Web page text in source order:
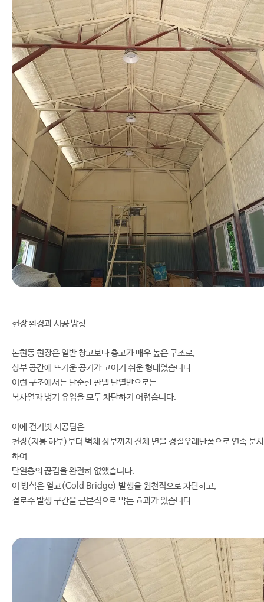
현장 환경과 시공 방향
논현동 현장은 일반 창고보다 층고가 매우 높은 구조로,
상부 공간에 뜨거운 공기가 고이기 쉬운 형태였습니다.
이런 구조에서는 단순한 판넬 단열만으로는
복사열과 냉기 유입을 모두 차단하기 어렵습니다.
이에 건기넷 시공팀은
천장(지붕 하부)부터 벽체 상부까지 전체 면을 경질우레탄폼으로 연속 분사
하여
단열층의 끊김을 완전히 없앴습니다.
이 방식은 열교(Cold Bridge) 발생을 원천적으로 차단하고,
결로수 발생 구간을 근본적으로 막는 효과가 있습니다.